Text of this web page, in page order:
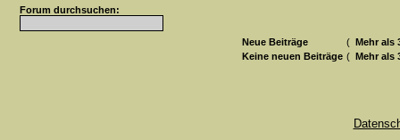
Forum durchsuchen:
Neue Beiträge ( Mehr als
Keine neuen Beiträge ( Mehr als